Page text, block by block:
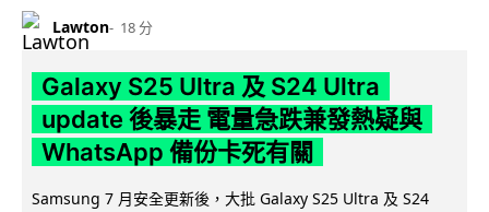
Lawton 18 分
Galaxy S25 Ultra 及 S24 Ultra
update 後暴走 電量急跌兼發熱疑與
WhatsApp 備份卡死有關
Samsung 7 月安全更新後，大批 Galaxy S25 Ultra 及 S24